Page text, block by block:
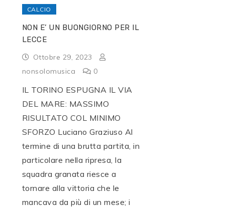
CALCIO
NON E’ UN BUONGIORNO PER IL
LECCE
Ottobre 29, 2023
nonsolomusica
0
IL TORINO ESPUGNA IL VIA
DEL MARE: MASSIMO
RISULTATO COL MINIMO
SFORZO Luciano Graziuso Al
termine di una brutta partita, in
particolare nella ripresa, la
squadra granata riesce a
tornare alla vittoria che le
mancava da più di un mese; i